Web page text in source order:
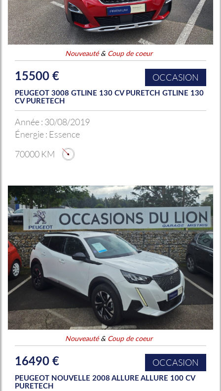
Nouveauté& Coup de coeur
15500 € OCCASION
PEUGEOT 3008 GTLINE 130 CV PURETCH GTLINE 130
CV PURETECH
Année : 30/08/2019
Énergie : Essence
70000 KM
Nouveauté& Coup de coeur
16490 € OCCASION
PEUGEOT NOUVELLE 2008 ALLURE ALLURE 100 CV
PURETECH